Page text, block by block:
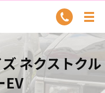
ネクストクル
EV